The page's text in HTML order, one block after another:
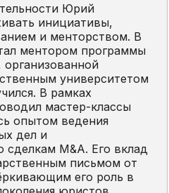
Юрий
инициативы,
и менторством. В
ментором программы
университетом
В рамках
мастер-классы
опытом ведения
дел и
сделкам M&A. Его вклад
письмом от
его роль в